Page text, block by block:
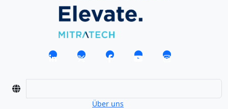
Über uns